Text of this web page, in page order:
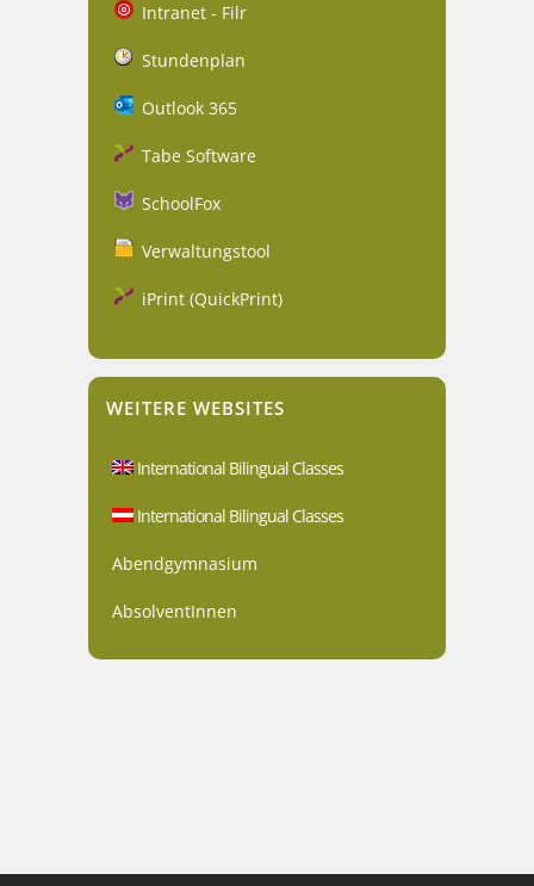
Intranet - Filr
Stundenplan
Outlook 365
Tabe Software
SchoolFox
Verwaltungstool
iPrint (QuickPrint)
WEITERE WEBSITES
International Bilingual Classes
International Bilingual Classes
Abendgymnasium
AbsolventInnen